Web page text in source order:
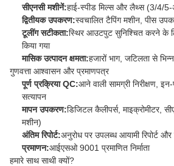
सीएनसी मशीनें:हाई-स्पीड मिल्स और लैथ्स (3/4/5-
द्वितीयक उपकरण:स्वचालित टैपिंग मशीन, पीस
टूलींग सटीकता:स्थिर आउटपुट सुनिश्चित करने के
किया गया
मासिक उत्पादन क्षमता:हजारों भाग, जटिलता से भिन्न
गुणवत्ता आश्वासन और प्रमाणपत्र
पूर्ण प्रक्रिया QC:आने वाली सामग्री निरीक्षण,
सत्यापन
मापन उपकरण:डिजिटल कैलीपर्स, माइक्रोमीटर,
मशीन)
अंतिम रिपोर्ट:अनुरोध पर उपलब्ध आयामी रिपोर्ट और
प्रमाणन:आईएसओ 9001 प्रमाणित निर्माता
हमारे साथ साथी क्यों?